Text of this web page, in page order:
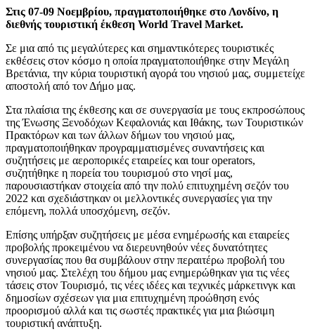
Στις 07-09 Νοεμβρίου, πραγματοποιήθηκε στο Λονδίνο, η
διεθνής τουριστική έκθεση World Travel Market.
Σε μια από τις μεγαλύτερες και σημαντικότερες τουριστικές
εκθέσεις στον κόσμο η οποία πραγματοποιήθηκε στην Μεγάλη
Βρετάνια, την κύρια τουριστική αγορά του νησιού μας, συμμετείχε
αποστολή από τον Δήμο μας.
Στα πλαίσια της έκθεσης και σε συνεργασία με τους εκπροσώπους
της Ένωσης Ξενοδόχων Κεφαλονιάς και Ιθάκης, των Τουριστικών
Πρακτόρων και των άλλων δήμων του νησιού μας,
πραγματοποιήθηκαν προγραμματισμένες συναντήσεις και
συζητήσεις με αεροπορικές εταιρείες και tour operators,
συζητήθηκε η πορεία του τουρισμού στο νησί μας,
παρουσιαστήκαν στοιχεία από την πολύ επιτυχημένη σεζόν του
2022 και σχεδιάστηκαν οι μελλοντικές συνεργασίες για την
επόμενη, πολλά υποσχόμενη, σεζόν.
Επίσης υπήρξαν συζητήσεις με μέσα ενημέρωσής και εταιρείες
προβολής προκειμένου να διερευνηθούν νέες δυνατότητες
συνεργασίας που θα συμβάλουν στην περαιτέρω προβολή του
νησιού μας. Στελέχη του δήμου μας ενημερώθηκαν για τις νέες
τάσεις στον Τουρισμό, τις νέες ιδέες και τεχνικές μάρκετινγκ και
δημοσίων σχέσεων για μια επιτυχημένη προώθηση ενός
προορισμού αλλά και τις σωστές πρακτικές για μια βιώσιμη
τουριστική ανάπτυξη.